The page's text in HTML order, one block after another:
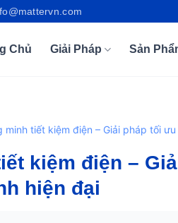
Chủ Giải Pháp Sản
minh tiết kiệm điện – Giải pháp tối
kiệm điện –
hiện đại